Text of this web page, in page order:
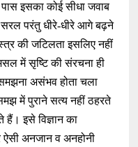
इसका कोई सीधा जवाब
परंतु धीरे-धीरे आगे बढ़ने
की जटिलता इसलिए नहीं
में सृष्टि की संरचना ही
असंभव होता चला
में पुराने सत्य नहीं ठहरते
इसे विज्ञान का
ऐसी अनजान व अनहोनी